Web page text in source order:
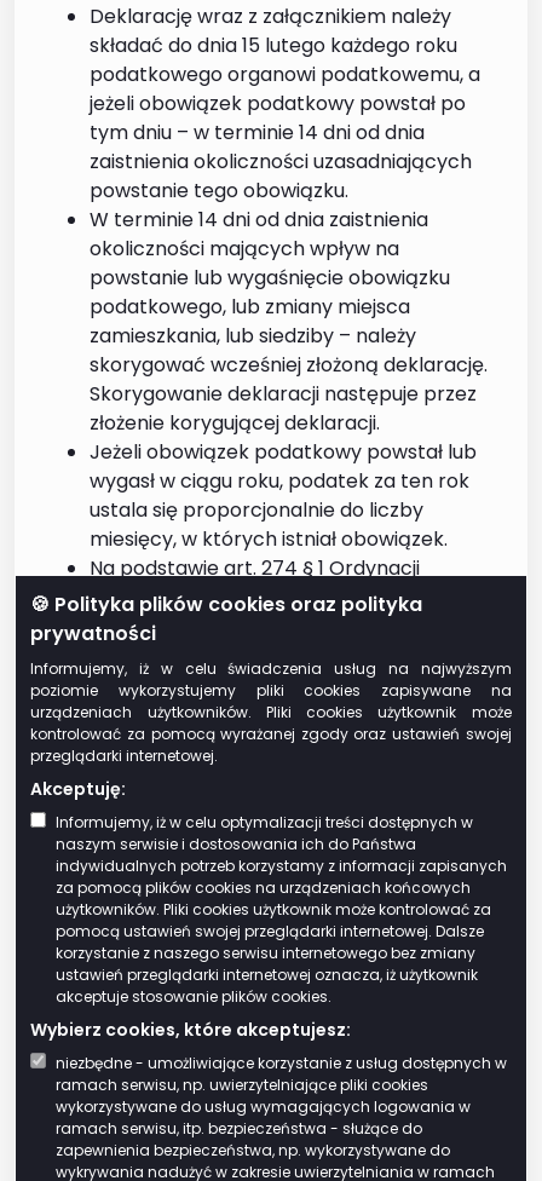
🍪 Polityka plików cookies oraz polityka
prywatności
Informujemy, iż w celu świadczenia usług na najwyższym
poziomie wykorzystujemy pliki cookies zapisywane na
urządzeniach użytkowników. Pliki cookies użytkownik może
kontrolować za pomocą wyrażanej zgody oraz ustawień swojej
przeglądarki internetowej.
Akceptuję:
Informujemy, iż w celu optymalizacji treści dostępnych w
naszym serwisie i dostosowania ich do Państwa
indywidualnych potrzeb korzystamy z informacji zapisanych
za pomocą plików cookies na urządzeniach końcowych
użytkowników. Pliki cookies użytkownik może kontrolować za
pomocą ustawień swojej przeglądarki internetowej. Dalsze
korzystanie z naszego serwisu internetowego bez zmiany
ustawień przeglądarki internetowej oznacza, iż użytkownik
akceptuje stosowanie plików cookies.
Wybierz cookies, które akceptujesz:
niezbędne - umożliwiające korzystanie z usług dostępnych w
ramach serwisu, np. uwierzytelniające pliki cookies
wykorzystywane do usług wymagających logowania w
ramach serwisu, itp. bezpieczeństwa - służące do
zapewnienia bezpieczeństwa, np. wykorzystywane do
wykrywania nadużyć w zakresie uwierzytelniania w ramach
Deklarację wraz z załącznikiem należy
składać do dnia 15 lutego każdego roku
podatkowego organowi podatkowemu, a
jeżeli obowiązek podatkowy powstał po
tym dniu – w terminie 14 dni od dnia
zaistnienia okoliczności uzasadniających
powstanie tego obowiązku.
W terminie 14 dni od dnia zaistnienia
okoliczności mających wpływ na
powstanie lub wygaśnięcie obowiązku
podatkowego, lub zmiany miejsca
zamieszkania, lub siedziby – należy
skorygować wcześniej złożoną deklarację.
Skorygowanie deklaracji następuje przez
złożenie korygującej deklaracji.
Jeżeli obowiązek podatkowy powstał lub
wygasł w ciągu roku, podatek za ten rok
ustala się proporcjonalnie do liczby
miesięcy, w których istniał obowiązek.
Na podstawie art. 274 § 1 Ordynacji
podatkowej w razie stwierdzenia, że
deklaracja zawiera błędy rachunkowe lub
inne oczywiste omyłki bądź że wypełniono
ją niezgodnie z ustalonymi wymaganiami,
organ podatkowy w zależności od
charakteru i zakresu uchybień:
koryguje deklarację,
dokonując stosownych
poprawek lub
uzupełnień, jeżeli zmiana
wysokości zobowiązania
podatkowego, kwoty
nadpłaty, kwoty zwrotu
podatku albo kwoty
nadwyżki podatku do
przeniesienia lub
wysokości straty w
wyniku tej korekty nie
przekracza kwoty 5.000
zł;